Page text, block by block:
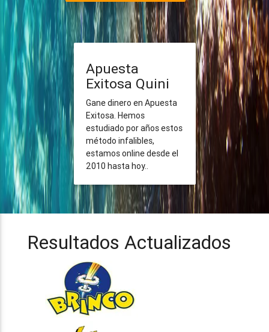
Apuesta
Exitosa Quini
Gane dinero en Apuesta
Exitosa. Hemos
estudiado por años estos
método infalibles,
estamos online desde el
2010 hasta hoy..
Resultados Actualizados